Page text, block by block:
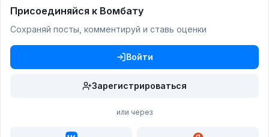
Присоединяйся к Вомбату
Сохраняй посты, комментируй и ставь оценки
Войти
Зарегистрироваться
или через